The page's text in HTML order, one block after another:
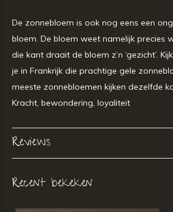
De zonnebloem is ook nog eens een
bloem. De bloem weet namelijk precies
die kant draait de bloem z’n ‘gezicht’.
je in Frankrijk die prachtige gele
meeste zonnebloemen kijken dezelfde
Kracht, bewondering, loyaliteit
Reviews
Recent bekeken